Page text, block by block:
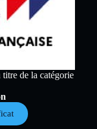
de la catégorie